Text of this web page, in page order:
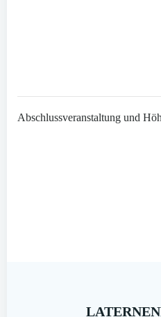
Abschlussveranstaltung und